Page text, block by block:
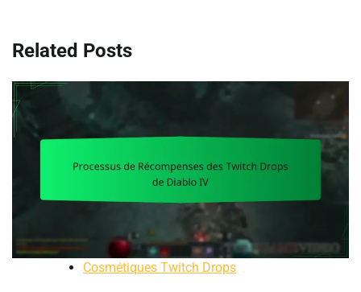
Related Posts
Cosmétiques Twitch Drops